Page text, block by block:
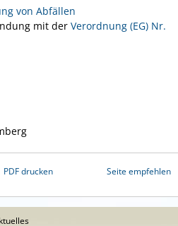
von Abfällen
mit der Verordnung (EG) Nr.
PDF drucken Seite empfehlen